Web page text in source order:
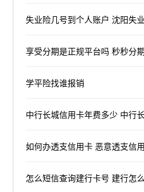
失业险几号到个人账户 沈阳失
享受分期是正规平台吗 秒秒分
学平险找谁报销
中行长城信用卡年费多少 中行
如何办透支信用卡 恶意透支信
怎么短信查询建行卡号 建行怎